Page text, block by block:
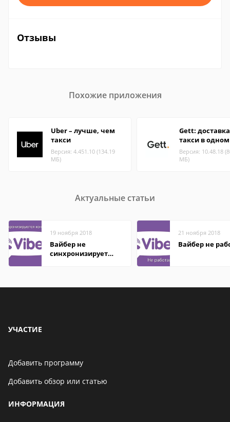
Отзывы
Похожие приложения
Uber – лучше, чем
такси
Версия: 4.451.10 (134.19
МБ)
Gett:
такси в одном
Версия: 10.48.18
МБ)
Актуальные статьи
19 ноября 2018
Вайбер не
синхронизирует
21 ноября 2018
Вайбер не
УЧАСТИЕ
Добавить программу
Добавить обзор или статью
ИНФОРМАЦИЯ